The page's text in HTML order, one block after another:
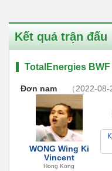
Kết quả trận đấu
TotalEnergies
Đơn nam （2022-08-
WONG Wing Ki
Vincent
Hong Kong